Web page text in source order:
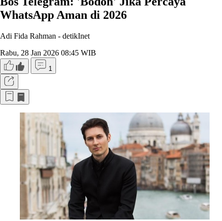
WhatsApp Aman di 2026
Adi Fida Rahman - detikInet
Rabu, 28 Jan 2026 08:45 WIB
1